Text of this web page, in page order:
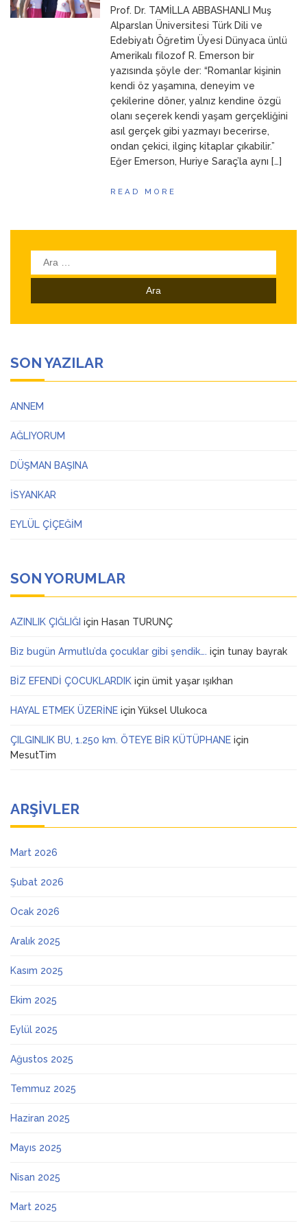
23 Mart 2026 ANNEMProf. Dr. TAMİLLA ABBASHANLI Muş
Alparslan Üniversitesi Türk Dili ve
Edebiyatı Öğretim Üyesi Dünyaca ünlü
Amerikalı filozof R. Emerson bir
yazısında şöyle der: “Romanlar kişinin
kendi öz yaşamına, deneyim ve
çekilerine döner, yalnız kendine özgü
olanı seçerek kendi yaşam gerçekliğini
asıl gerçek gibi yazmayı becerirse,
ondan çekici, ilginç kitaplar çıkabilir.”
Eğer Emerson, Huriye Saraç’la aynı […]
READ MORE
Arama:
SON YAZILAR
ANNEM
AĞLIYORUM
DÜŞMAN BAŞINA
İSYANKAR
EYLÜL ÇİÇEĞİM
SON YORUMLAR
AZINLIK ÇIĞLIĞI için Hasan TURUNÇ
Biz bugün Armutlu’da çocuklar gibi şendik…. için tunay bayrak
BİZ EFENDİ ÇOCUKLARDIK için ümit yaşar ışıkhan
HAYAL ETMEK ÜZERİNE için Yüksel Ulukoca
ÇILGINLIK BU, 1.250 km. ÖTEYE BİR KÜTÜPHANE için
MesutTim
ARŞIVLER
Mart 2026
Şubat 2026
Ocak 2026
Aralık 2025
Kasım 2025
Ekim 2025
Eylül 2025
Ağustos 2025
Temmuz 2025
Haziran 2025
Mayıs 2025
Nisan 2025
Mart 2025